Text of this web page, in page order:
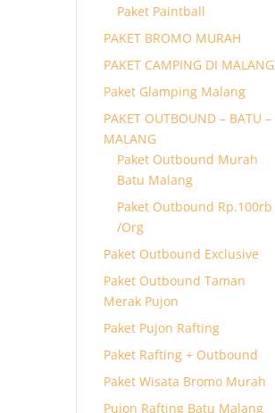
Paket Paintball
PAKET BROMO MURAH
PAKET CAMPING DI MALANG
Paket Glamping Malang
PAKET OUTBOUND – BATU –
MALANG
Paket Outbound Murah
Batu Malang
Paket Outbound Rp.100rb
/Org
Paket Outbound Exclusive
Paket Outbound Taman
Merak Pujon
Paket Pujon Rafting
Paket Rafting + Outbound
Paket Wisata Bromo Murah
Pujon Rafting Batu Malang